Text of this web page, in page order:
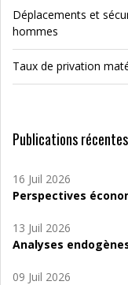
Déplacements et
hommes
Taux de privation
Publications récentes
16 Juil 2026
Perspectives
13 Juil 2026
Analyses
09 Juil 2026